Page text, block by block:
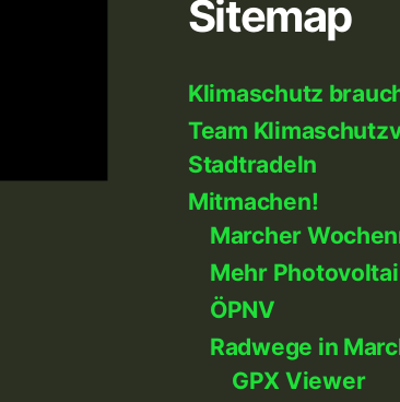
Sitemap
Klimaschutz
Team
Stadtradeln
Mitmachen!
Marcher
Mehr
ÖPNV
Radwege in
GPX Viewer